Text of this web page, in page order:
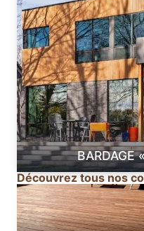
BARDAGE
Découvrez tous nos